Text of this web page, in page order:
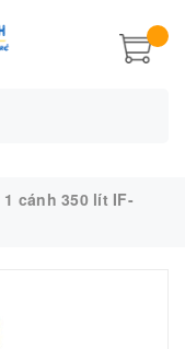
cánh 350 lít IF-